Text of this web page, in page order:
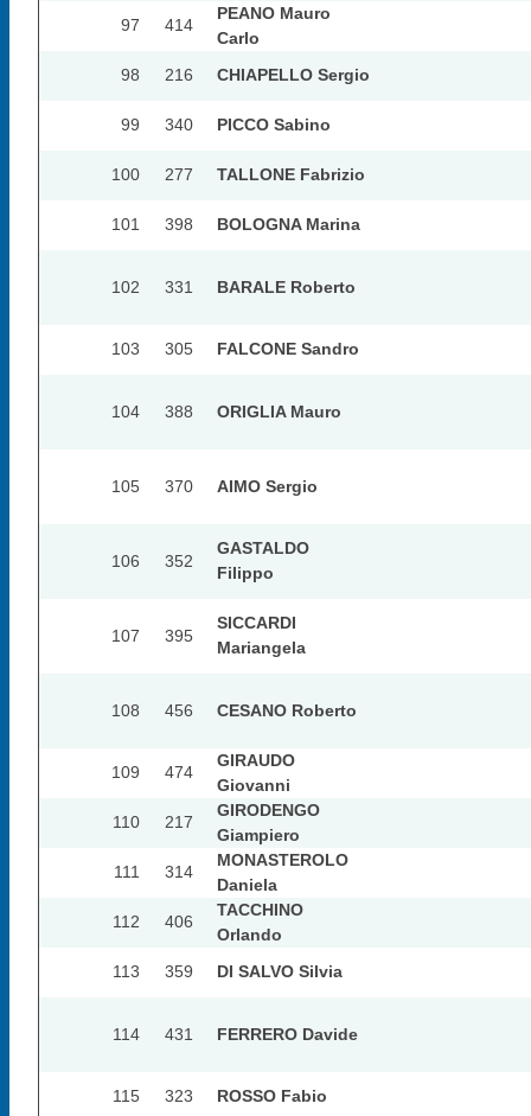
97 414
PEANO Mauro
Carlo
98
216 CHIAPELLO Sergio
99 340 PICCO Sabino
100 277 TALLONE Fabrizio
101 398 BOLOGNA Marina
102 331 BARALE Roberto
103 305 FALCONE Sandro
104 388 ORIGLIA Mauro
105 370 AIMO Sergio
106 352
GASTALDO
Filippo
107 395
SICCARDI
Mariangela
108 456 CESANO Roberto
109 474
GIRAUDO
Giovanni
110
217
GIRODENGO
Giampiero
111
314
MONASTEROLO
Daniela
112
406
TACCHINO
Orlando
113
359 DI SALVO Silvia
114 431 FERRERO Davide
115 323 ROSSO Fabio